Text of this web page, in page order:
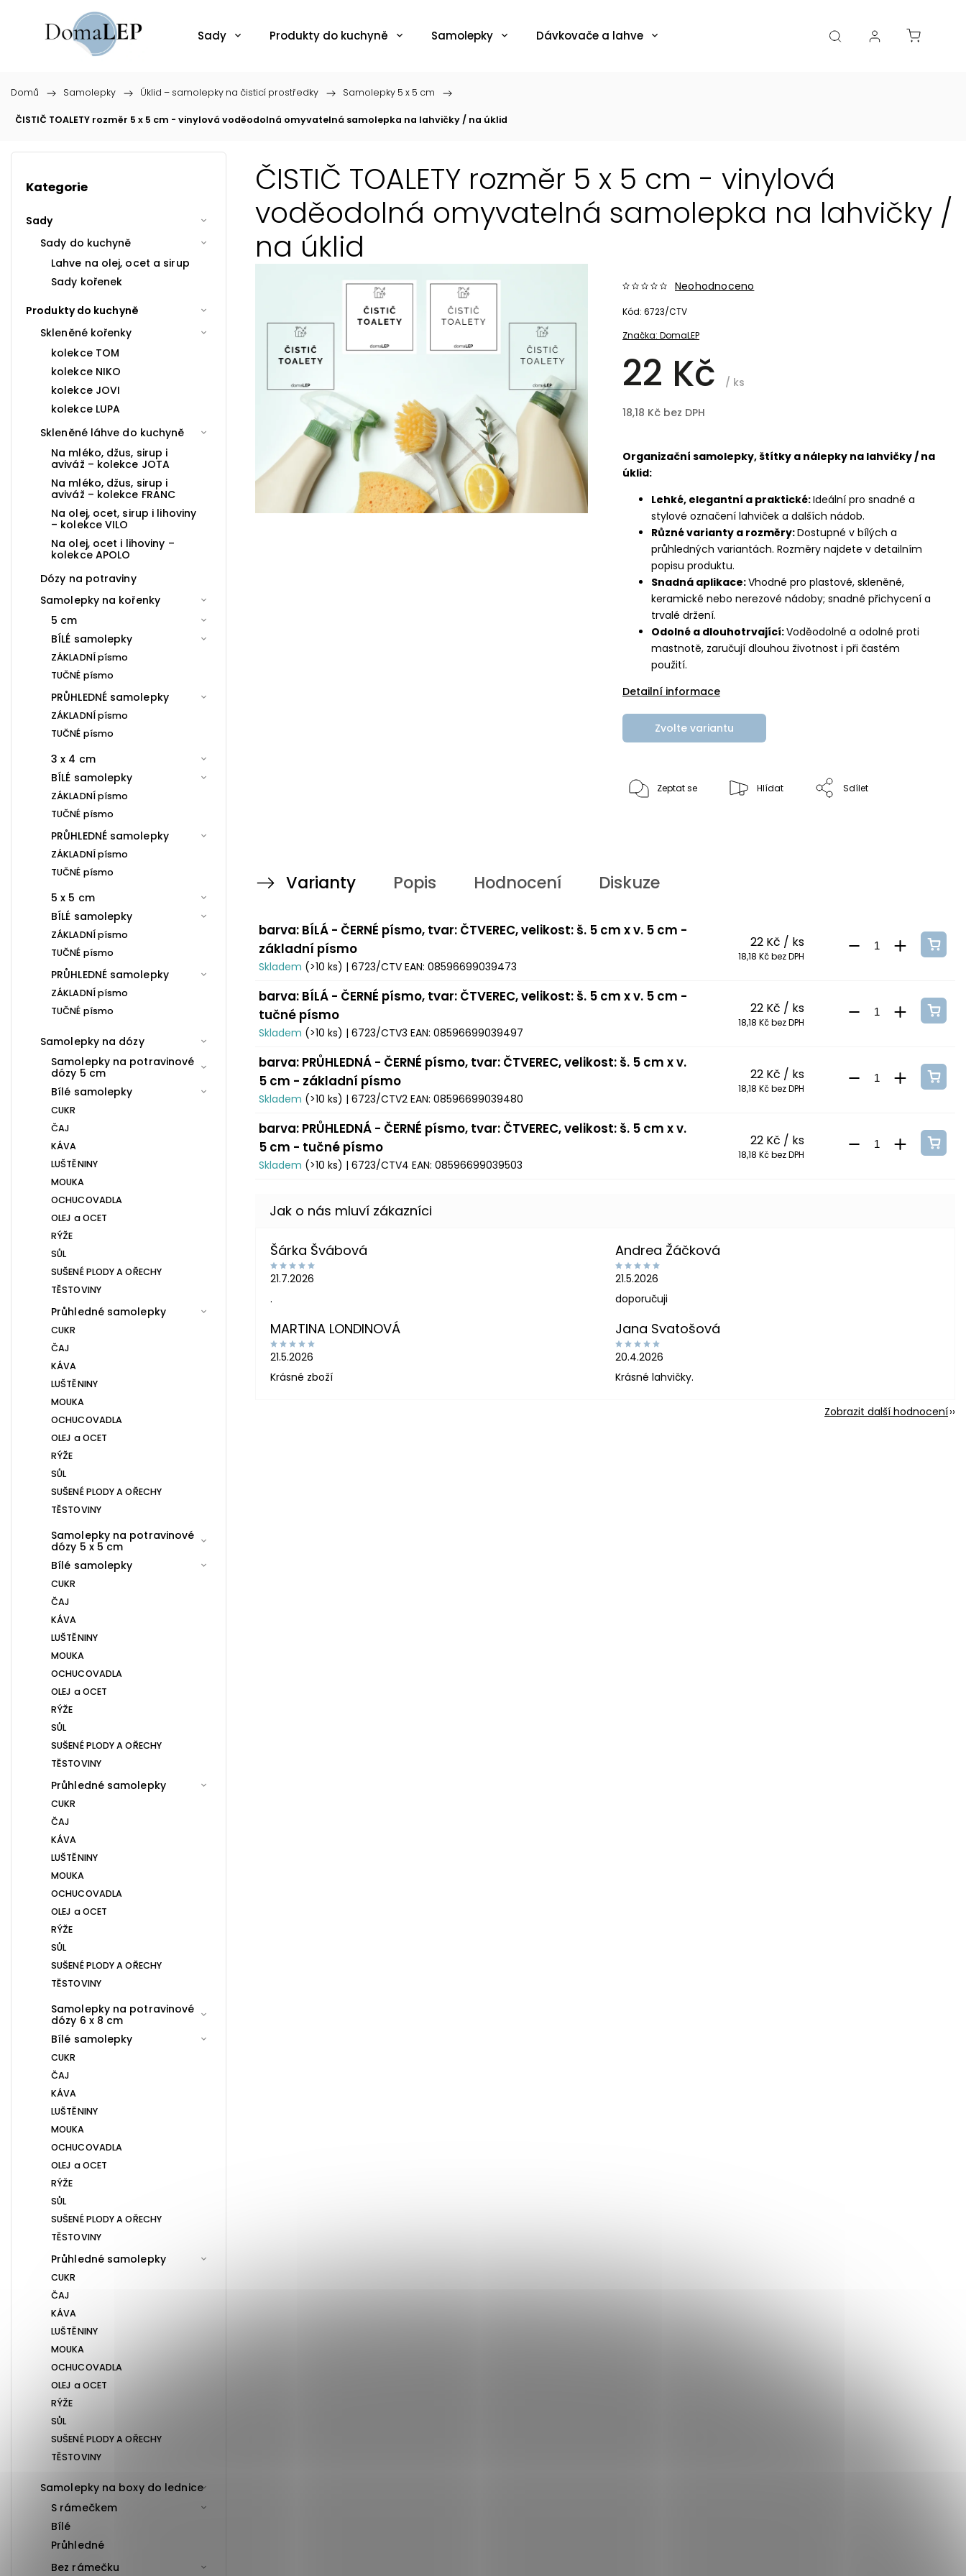
Sady Produkty do kuchyně Samolepky Dávkovače a lahve Boxy, dózy, kořenky, skleničky Akce
Domů / Samolepky / Úklid – samolepky na čisticí prostředky / Samolepky 5 x 5 cm /
ČISTIČ TOALETY rozměr 5 x 5 cm - vinylová voděodolná omyvatelná samolepka na lahvičky / na úklid
Kategorie
Sady
Sady do kuchyně
Lahve na olej, ocet a sirup
Sady kořenek
Produkty do kuchyně
Skleněné kořenky
kolekce TOM
kolekce NIKO
kolekce JOVI
kolekce LUPA
Skleněné láhve do kuchyně
Na mléko, džus, sirup i
aviváž – kolekce JOTA
Na mléko, džus, sirup i
aviváž – kolekce FRANC
Na olej, ocet, sirup i lihoviny
– kolekce VILO
Na olej, ocet i lihoviny –
kolekce APOLO
Dózy na potraviny
Samolepky na kořenky
5 cm
BÍLÉ samolepky
ZÁKLADNÍ písmo
TUČNÉ písmo
PRŮHLEDNÉ samolepky
ZÁKLADNÍ písmo
TUČNÉ písmo
3 x 4 cm
BÍLÉ samolepky
ZÁKLADNÍ písmo
TUČNÉ písmo
PRŮHLEDNÉ samolepky
ZÁKLADNÍ písmo
TUČNÉ písmo
5 x 5 cm
BÍLÉ samolepky
ZÁKLADNÍ písmo
TUČNÉ písmo
PRŮHLEDNÉ samolepky
ZÁKLADNÍ písmo
TUČNÉ písmo
Samolepky na dózy
Samolepky na potravinové
dózy 5 cm
Bílé samolepky
CUKR
ČAJ
KÁVA
LUŠTĚNINY
MOUKA
OCHUCOVADLA
OLEJ a OCET
RÝŽE
SŮL
SUŠENÉ PLODY A OŘECHY
TĚSTOVINY
Průhledné samolepky
CUKR
ČAJ
KÁVA
LUŠTĚNINY
MOUKA
OCHUCOVADLA
OLEJ a OCET
RÝŽE
SŮL
SUŠENÉ PLODY A OŘECHY
TĚSTOVINY
Samolepky na potravinové
dózy 5 x 5 cm
Bílé samolepky
CUKR
ČAJ
KÁVA
LUŠTĚNINY
MOUKA
OCHUCOVADLA
OLEJ a OCET
RÝŽE
SŮL
SUŠENÉ PLODY A OŘECHY
TĚSTOVINY
Průhledné samolepky
CUKR
ČAJ
KÁVA
LUŠTĚNINY
MOUKA
OCHUCOVADLA
OLEJ a OCET
RÝŽE
SŮL
SUŠENÉ PLODY A OŘECHY
TĚSTOVINY
Samolepky na potravinové
dózy 6 x 8 cm
Bílé samolepky
CUKR
ČAJ
KÁVA
LUŠTĚNINY
MOUKA
OCHUCOVADLA
OLEJ a OCET
RÝŽE
SŮL
SUŠENÉ PLODY A OŘECHY
TĚSTOVINY
Průhledné samolepky
CUKR
ČAJ
KÁVA
LUŠTĚNINY
MOUKA
OCHUCOVADLA
OLEJ a OCET
RÝŽE
SŮL
SUŠENÉ PLODY A OŘECHY
TĚSTOVINY
Samolepky na boxy do lednice
S rámečkem
Bílé
Průhledné
Bez rámečku
ČISTIČ TOALETY rozměr 5 x 5 cm - vinylová
voděodolná omyvatelná samolepka na lahvičky /
na úklid
Značka: DomaLEP
Neohodnoceno
22 Kč / ks
18,18 Kč bez DPH
Kód: 6723/CTV
Organizační samolepky, štítky a nálepky na lahvičky / na
úklid:
Lehké, elegantní a praktické:Ideální pro snadné a
stylové označení lahviček a dalších nádob.
Různé varianty a rozměry:Dostupné v bílých a
průhledných variantách. Rozměry najdete v detailním
popisu produktu.
Snadná aplikace:Vhodné pro plastové, skleněné,
keramické nebo nerezové nádoby; snadné přichycení a
trvalé držení.
Odolné a dlouhotrvající:Voděodolné a odolné proti
mastnotě, zaručují dlouhou životnost i při častém
použití.
Detailní informace
Zvolte variantu
Zeptat se Hlídat Sdílet
Varianty Popis Hodnocení Diskuze
barva: BÍLÁ - ČERNÉ písmo, tvar: ČTVEREC, velikost: š. 5 cm x v. 5 cm -
základní písmo
Skladem (>10 ks) | 6723/CTV EAN: 08596699039473
22 Kč / ks
18,18 Kč bez DPH
barva: BÍLÁ - ČERNÉ písmo, tvar: ČTVEREC, velikost: š. 5 cm x v. 5 cm -
tučné písmo
Skladem (>10 ks) | 6723/CTV3 EAN: 08596699039497
22 Kč / ks
18,18 Kč bez DPH
barva: PRŮHLEDNÁ - ČERNÉ písmo, tvar: ČTVEREC, velikost: š. 5 cm x v.
5 cm - základní písmo
Skladem (>10 ks) | 6723/CTV2 EAN: 08596699039480
22 Kč / ks
18,18 Kč bez DPH
barva: PRŮHLEDNÁ - ČERNÉ písmo, tvar: ČTVEREC, velikost: š. 5 cm x v.
5 cm - tučné písmo
Skladem (>10 ks) | 6723/CTV4 EAN: 08596699039503
22 Kč / ks
18,18 Kč bez DPH
Šárka Švábová
21.7.2026
.
Andrea Žáčková
21.5.2026
doporučuji
MARTINA LONDINOVÁ
21.5.2026
Krásné zboží
Jana Svatošová
20.4.2026
Krásné lahvičky.
Zobrazit další hodnocení